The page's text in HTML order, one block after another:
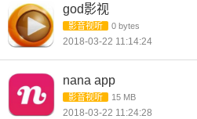
god影视
影音视听 0 bytes
2018-03-22 11:14:24
nana app
影音视听 15 MB
2018-03-22 11:24:28